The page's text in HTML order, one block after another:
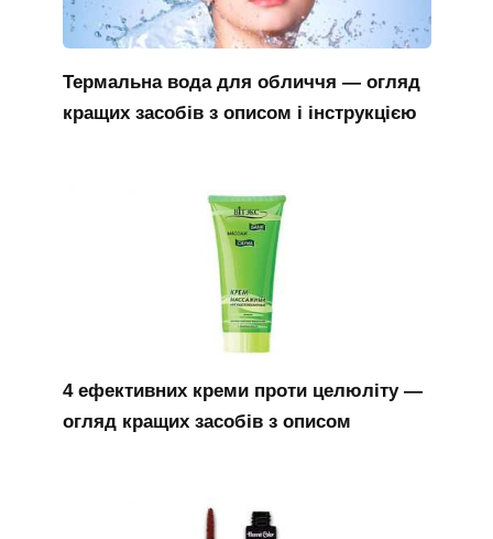
Термальна вода для обличчя — огляд
кращих засобів з описом і інструкцією
4 ефективних креми проти целюліту —
огляд кращих засобів з описом